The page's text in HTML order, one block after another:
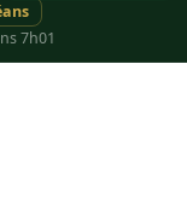
7h01